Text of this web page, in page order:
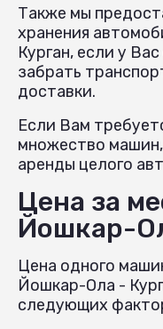
Также мы
хранения
Курган, если у
забрать
доставки.
Если Вам
множество машин,
аренды целого
Цена за
Йошкар-
Цена одного
Йошкар-Ола -
следующих